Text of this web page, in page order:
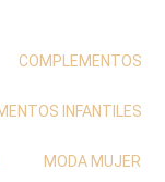
COMPLEMENTOS
INFANTILES
MODA MUJER